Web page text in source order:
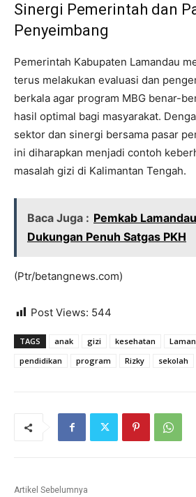
Sinergi Pemerintah dan
Penyeimbang
Pemerintah Kabupaten Lamandau
terus melakukan evaluasi dan
berkala agar program MBG benar-
hasil optimal bagi masyarakat.
sektor dan sinergi bersama pasar
ini diharapkan menjadi contoh
masalah gizi di Kalimantan Tengah.
Baca Juga : Pemkab
Dukungan Penuh Satgas PKH
(Ptr/betangnews.com)
Post Views: 544
TAGS anak gizi kesehatan
pendidikan
program Rizky sekolah
Artikel Sebelumnya